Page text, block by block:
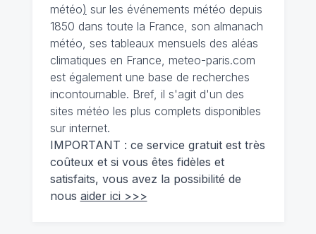
météo) sur les événements météo depuis
1850 dans toute la France, son almanach
météo, ses tableaux mensuels des aléas
climatiques en France, meteo-paris.com
est également une base de recherches
incontournable. Bref, il s'agit d'un des
sites météo les plus complets disponibles
sur internet.
IMPORTANT : ce service gratuit est très
coûteux et si vous êtes fidèles et
satisfaits, vous avez la possibilité de
nous aider ici >>>